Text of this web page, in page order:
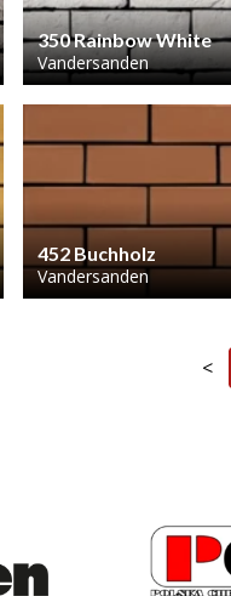
350 Rainbow White
Vandersanden
452 Buchholz
Vandersanden
<